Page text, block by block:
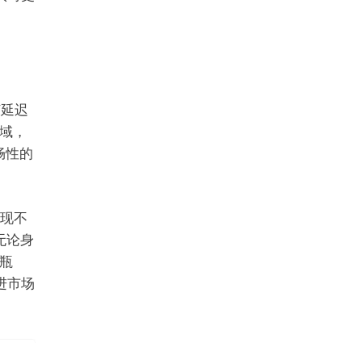
迟
，
性的
不
论身
市场